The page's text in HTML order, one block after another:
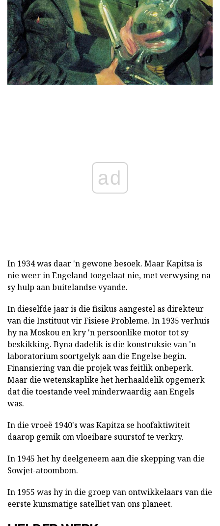
ad
In 1934 was daar 'n gewone besoek. Maar Kapitsa is
nie weer in Engeland toegelaat nie, met verwysing na
sy hulp aan buitelandse vyande.
In dieselfde jaar is die fisikus aangestel as direkteur
van die Instituut vir Fisiese Probleme. In 1935 verhuis
hy na Moskou en kry 'n persoonlike motor tot sy
beskikking. Byna dadelik is die konstruksie van 'n
laboratorium soortgelyk aan die Engelse begin.
Finansiering van die projek was feitlik onbeperk.
Maar die wetenskaplike het herhaaldelik opgemerk
dat die toestande veel minderwaardig aan Engels
was.
In die vroeë 1940's was Kapitza se hoofaktiwiteit
daarop gemik om vloeibare suurstof te verkry.
In 1945 het hy deelgeneem aan die skepping van die
Sowjet-atoombom.
In 1955 was hy in die groep van ontwikkelaars van die
eerste kunsmatige satelliet van ons planeet.